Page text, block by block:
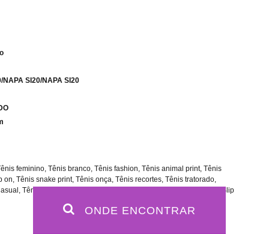
SI20/NAPA SI20
feminino, Tênis branco, Tênis fashion, Tênis animal print, Tênis
on, Tênis snake print, Tênis onça, Tênis recortes, Tênis tratorado,
Tênis branco, Tênis fashion, Tênis flatform, Tênis plataforma, Slip
ONDE ENCONTRAR